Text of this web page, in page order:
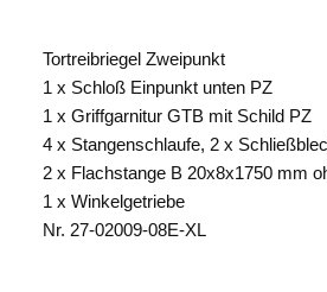
Tortreibriegel Zweipunkt
1 x Schloß Einpunkt unten PZ
1 x Griffgarnitur GTB mit Schild PZ
4 x Stangenschlaufe, 2 x
2 x Flachstange B 20x8x1750 mm
1 x Winkelgetriebe
Nr. 27-02009-08E-XL